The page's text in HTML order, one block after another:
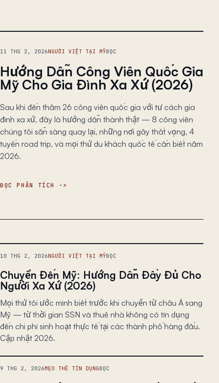
11 THG 2, 2026NGƯỜI VIỆT TẠI MỸĐỌC
Hướng Dẫn Công Viên Quốc Gia
Mỹ Cho Gia Đình Xa Xứ (2026)
Sau khi đến thăm 26 công viên quốc gia với tư cách gia
đình xa xứ, đây là hướng dẫn thành thật — 8 công viên
chúng tôi sẵn sàng quay lại, những nơi gây thất vọng, 4
tuyến road trip, và mọi thứ du khách quốc tế cần biết năm
2026.
ĐỌC PHÂN TÍCH
10 THG 2, 2026NGƯỜI VIỆT TẠI MỸĐỌC
Chuyển Đến Mỹ: Hướng Dẫn Đầy Đủ Cho
Người Xa Xứ (2026)
Mọi thứ tôi ước mình biết trước khi chuyển từ châu Á sang
Mỹ — từ thời gian SSN và thuê nhà không có tín dụng
đến chi phí sinh hoạt thực tế tại các thành phố hàng đầu.
Cập nhật 2026.
9 THG 2, 2026MẸO THẺ TÍN DỤNGĐỌC